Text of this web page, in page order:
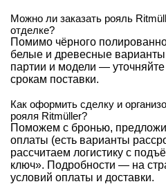
Можно ли заказать рояль
отделке?
Помимо чёрного
белые и древесные
партии и модели —
срокам поставки.
Как оформить сделку и
рояля Ritmüller?
Поможем с бронью,
оплаты (есть варианты
рассчитаем логистику с
ключ». Подробности — на
условий оплаты и доставки.